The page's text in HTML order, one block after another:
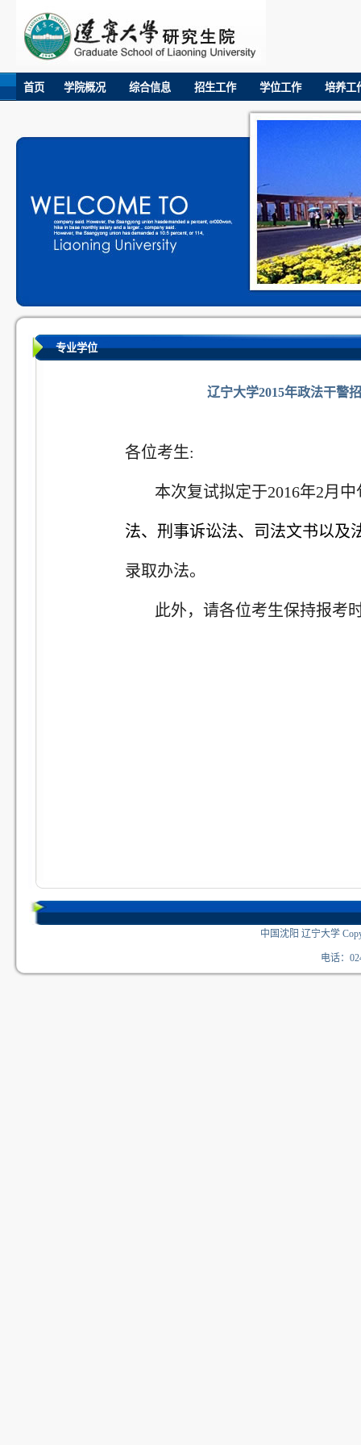
首页 学院概况 综合信息 招生工作 学位工作 培养工
专业学位
辽宁大学2015年政法干警
各位考生:
本次复试拟定于2016年2月中
法、刑事诉讼法、司法文书以及
录取办法。
此外，请各位考生保持报考
中国沈阳 辽宁大学
电话：